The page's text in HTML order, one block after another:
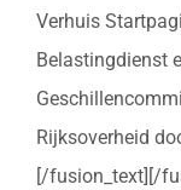
Verhuis
Belastingdienst
Rijksoverheid
[/fusion_text][/